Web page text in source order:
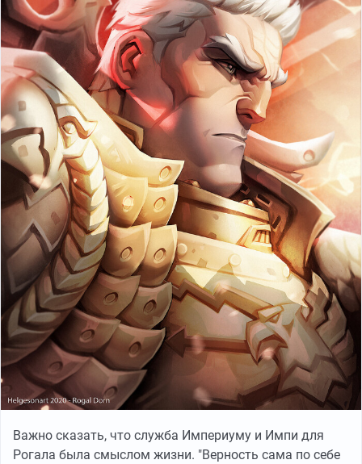
Важно сказать, что служба Империуму и Импи для
Рогала была смыслом жизни. "Верность сама по себе